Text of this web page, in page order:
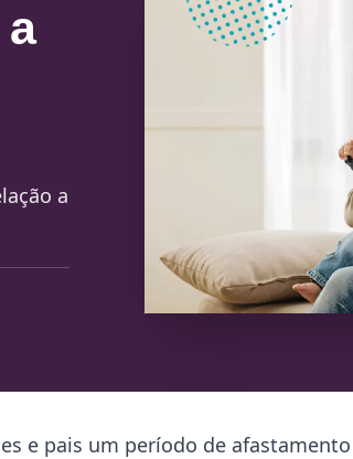
a
e pais um período de